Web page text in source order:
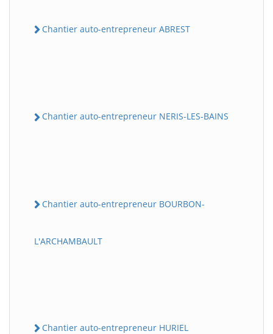
Chantier auto-entrepreneur ABREST
Chantier auto-entrepreneur NERIS-LES-BAINS
Chantier auto-entrepreneur BOURBON-
L'ARCHAMBAULT
Chantier auto-entrepreneur HURIEL